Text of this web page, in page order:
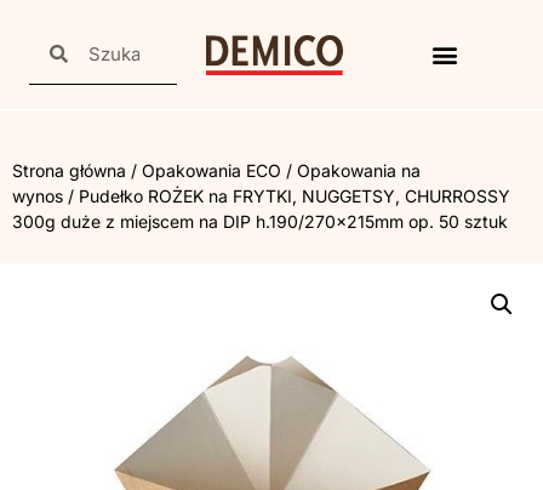
Strona główna / Opakowania ECO / Opakowania na
wynos / Pudełko ROŻEK na FRYTKI, NUGGETSY, CHURROSSY
300g duże z miejscem na DIP h.190/270x215mm op. 50 sztuk